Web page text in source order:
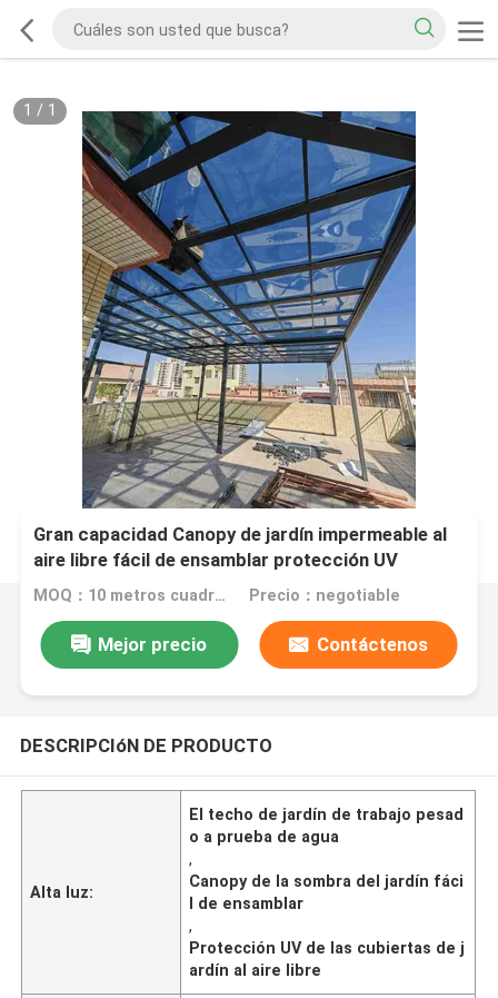
1 / 1
Gran capacidad Canopy de jardín impermeable al
aire libre fácil de ensamblar protección UV
MOQ：10 metros cuadrados Precio：negotiable
Mejor precio Contáctenos
DESCRIPCIóN DE PRODUCTO
Alta luz:
El techo de jardín de trabajo pesad
o a prueba de agua
,
Canopy de la sombra del jardín fáci
l de ensamblar
,
Protección UV de las cubiertas de j
ardín al aire libre